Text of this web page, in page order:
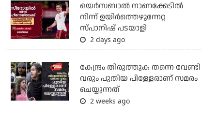
ഒയര്‍സബാൽ നാണക്കേടിൽ
നിന്ന് ഉയിർത്തെഴുന്നേറ്റ
സ്പാനിഷ് പടയാളി
2 days ago
കേന്ദ്രം തിരുത്തുക തന്നെ വേണ്ടി
വരും പുതിയ പിള്ളേരാണ് സമരം
ചെയ്യുന്നത്
2 weeks ago